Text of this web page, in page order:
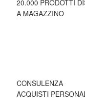
20.000 PRODOTTI
A MAGAZZINO
CONSULENZA
ACQUISTI